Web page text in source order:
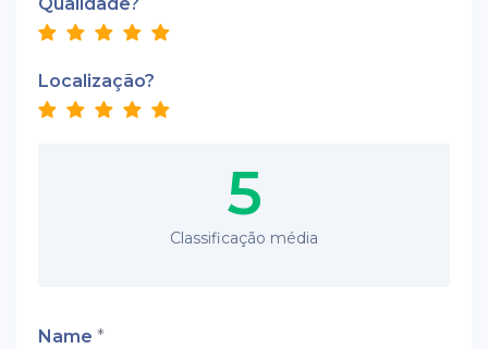
Localização?
5
Classificação média
Name *